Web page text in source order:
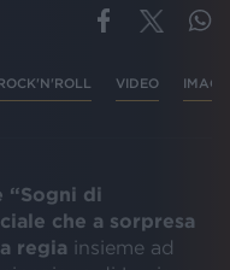
VIDEO
“Sogni di
che a sorpresa
regia insieme ad